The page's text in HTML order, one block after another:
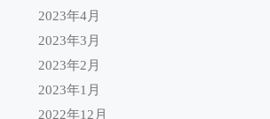
2023年4月
2023年3月
2023年2月
2023年1月
2022年12月